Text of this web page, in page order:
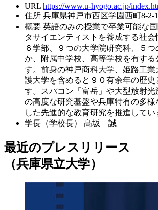
URL https://www.u-hyogo.ac.jp/
住所 兵庫県神戸市西区学園西町8-2-1
概要 英語のみの授業で卒業可能な
タサイエンティストを養成する社
６学部、９つの大学院研究科、５
か、附属中学校、高等学校を有す
す。前身の神戸商科大学、姫路工
護大学を含めると９０有余年の歴史
す。スパコン「富岳」や大型放射光
の高度な研究基盤や兵庫特有の多様
した先進的な教育研究を推進してい
学長（学校長）
髙坂 誠
最近のプレスリリース
（兵庫県立大学）